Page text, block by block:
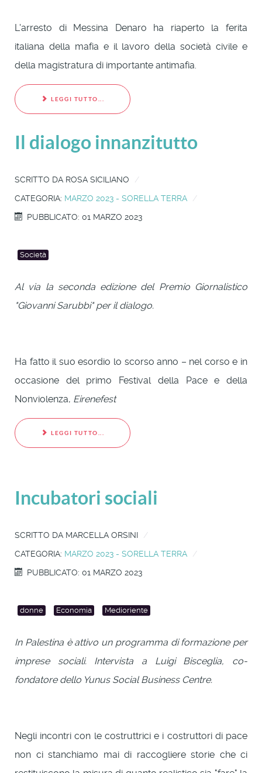
L'arresto di Messina Denaro ha riaperto la ferita
italiana della mafia e il lavoro della società civile e
della magistratura di importante antimafia.
LEGGI TUTTO...
Il dialogo innanzitutto
SCRITTO DA ROSA SICILIANO
CATEGORIA: MARZO 2023 - SORELLA TERRA
PUBBLICATO: 01 MARZO 2023
Società
Al via la seconda edizione del Premio Giornalistico
"Giovanni Sarubbi" per il dialogo.
Ha fatto il suo esordio lo scorso anno – nel corso e in
occasione del primo Festival della Pace e della
Nonviolenza, Eirenefest
LEGGI TUTTO...
Incubatori sociali
SCRITTO DA MARCELLA ORSINI
CATEGORIA: MARZO 2023 - SORELLA TERRA
PUBBLICATO: 01 MARZO 2023
donne Economia Medioriente
In Palestina è attivo un programma di formazione per
imprese sociali. Intervista a Luigi Bisceglia, co-
fondatore dello Yunus Social Business Centre.
Negli incontri con le costruttrici e i costruttori di pace
non ci stanchiamo mai di raccogliere storie che ci